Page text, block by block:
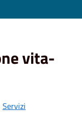
vita-
Servizi